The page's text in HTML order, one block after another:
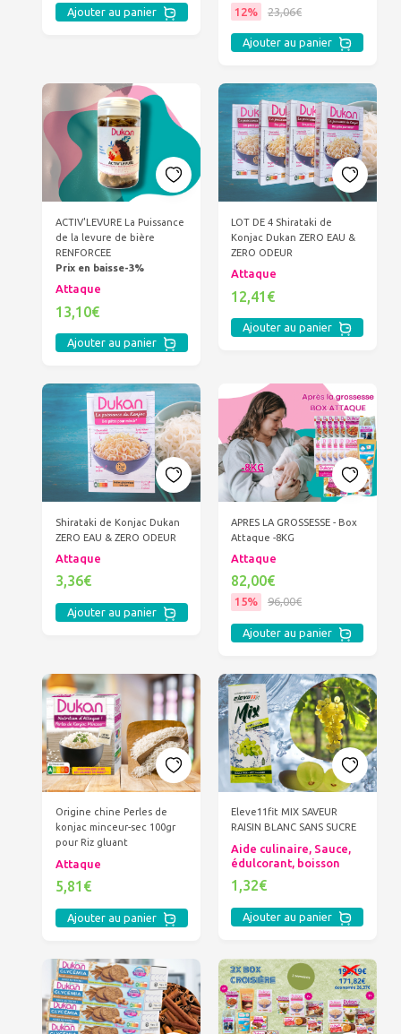
Ajouter au panier 12% 23,06€
Ajouter au panier
ACTIV'LEVURE La Puissance
de la levure de bière
RENFORCEE
Prix en baisse-3%
Attaque
13,10€
Ajouter au panier
LOT DE 4 Shirataki de
Konjac Dukan ZERO EAU &
ZERO ODEUR
Attaque
12,41€
Ajouter au panier
Shirataki de Konjac Dukan
ZERO EAU & ZERO ODEUR
Attaque
3,36€
Ajouter au panier
APRES LA GROSSESSE - Box
Attaque -8KG
Attaque
82,00€
15% 96,00€
Ajouter au panier
Origine chine Perles de
konjac minceur-sec 100gr
pour Riz gluant
Attaque
5,81€
Ajouter au panier
Eleve11fit MIX SAVEUR
RAISIN BLANC SANS SUCRE
Aide culinaire, Sauce,
édulcorant, boisson
1,32€
Ajouter au panier